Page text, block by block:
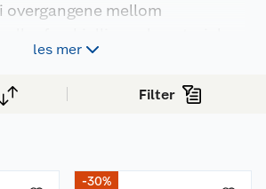
overgangene mellom
kommer i et bredt spekter av
enhver innredning, noe
et funksjonelt og dekorativt
hjem.
les mer
Filter
-30%